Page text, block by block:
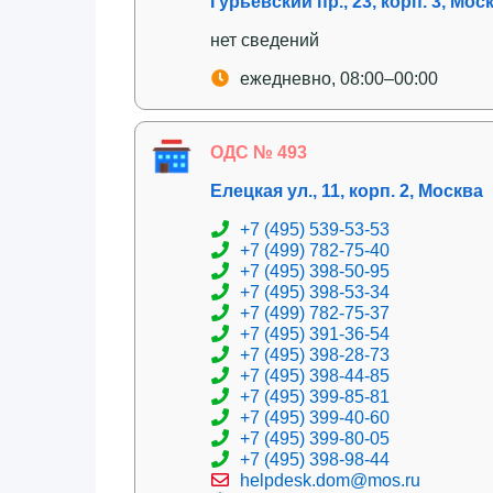
нет сведений
ежедневно, 08:00–00:00
ОДС № 493
Елецкая ул., 11, корп. 2, Москва
+7 (495) 539-53-53
+7 (499) 782-75-40
+7 (495) 398-50-95
+7 (495) 398-53-34
+7 (499) 782-75-37
+7 (495) 391-36-54
+7 (495) 398-28-73
+7 (495) 398-44-85
+7 (495) 399-85-81
+7 (495) 399-40-60
+7 (495) 399-80-05
+7 (495) 398-98-44
helpdesk.dom@mos.ru